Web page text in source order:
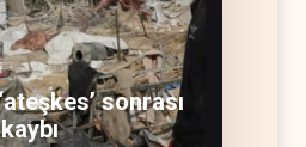
sonrası